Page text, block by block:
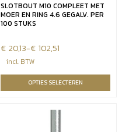
SLOTBOUT M10 COMPLEET MET
MOER EN RING 4.6 GEGALV. PER
100 STUKS
€ 20,13-€ 102,51
Prijsklasse:
€20,13
tot
incl. BTW
OPTIES SELECTEREN